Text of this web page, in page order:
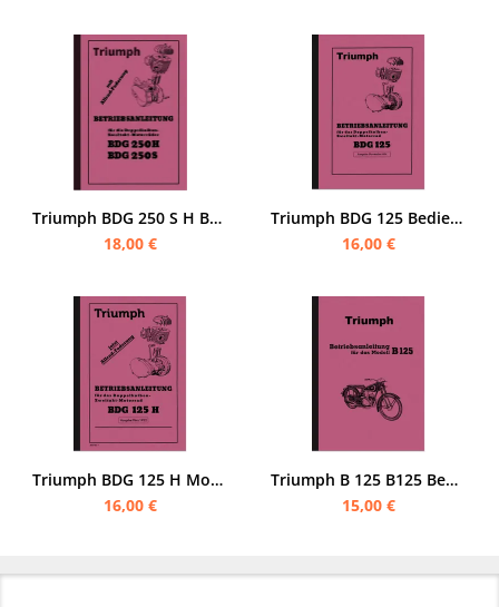
Triumph BDG 250 S H Bedienungsanleitung BDG250
18,00 €
Triumph BDG 125 Bedienungsanleitung
16,00 €
Triumph BDG 125 H Motorrad Bedienungsanleitung
16,00 €
Triumph B 125 B125 Bedienungsanleitung
15,00 €